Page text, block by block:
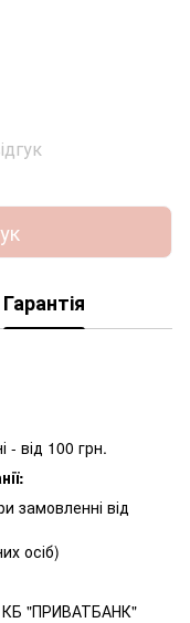
Гарантія
- від 100 грн.
замовленні від
осіб)
КБ "ПРИВАТБАНК"